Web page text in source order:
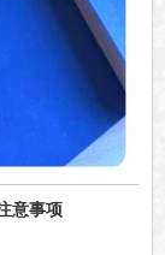
意事项